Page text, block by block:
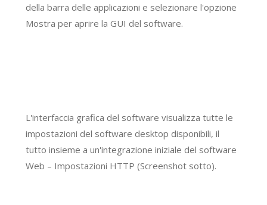
della barra delle applicazioni e selezionare l'opzione
Mostra per aprire la GUI del software.
L'interfaccia grafica del software visualizza tutte le
impostazioni del software desktop disponibili, il
tutto insieme a un'integrazione iniziale del software
Web – Impostazioni HTTP (Screenshot sotto).